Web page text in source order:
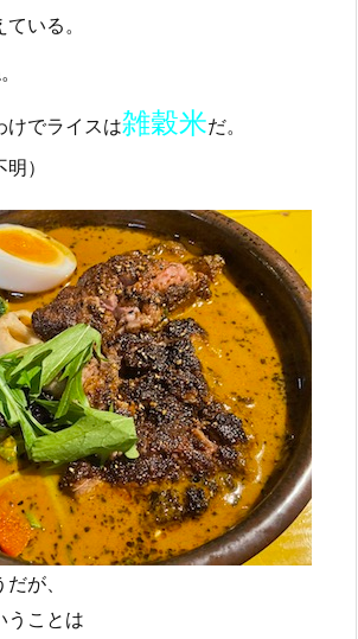
いる。
けでライスは雑穀米だ。
）
が、
うことは